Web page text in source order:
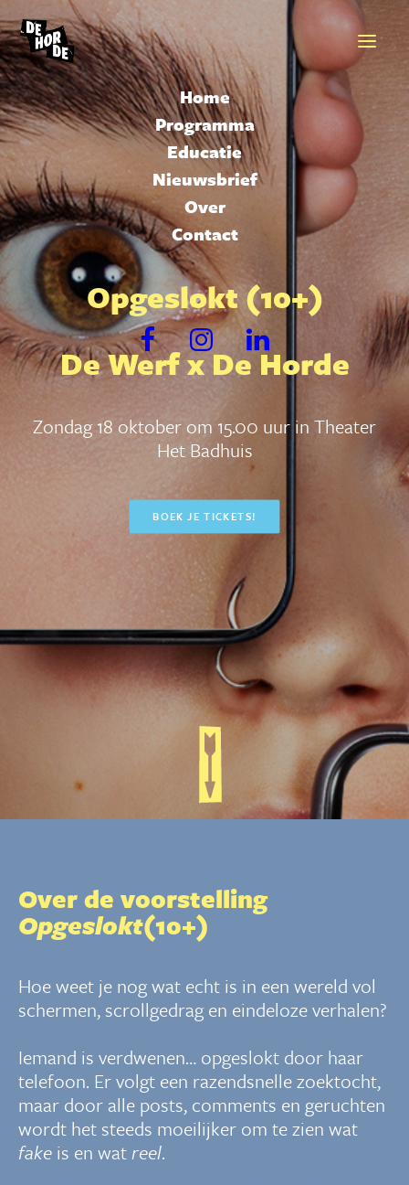
Home
Programma
Educatie
Nieuwsbrief
Over
Contact
Opgeslokt (10+)
De Werf x De Horde
Zondag 18 oktober om 15.00 uur in Theater
Het Badhuis
BOEK JE TICKETS!
Over de voorstelling
Opgeslokt(10+)
Hoe weet je nog wat echt is in een wereld vol
schermen, scrollgedrag en eindeloze verhalen?
Iemand is verdwenen… opgeslokt door haar
telefoon. Er volgt een razendsnelle zoektocht,
maar door alle posts, comments en geruchten
wordt het steeds moeilijker om te zien wat
fake is en watreel.